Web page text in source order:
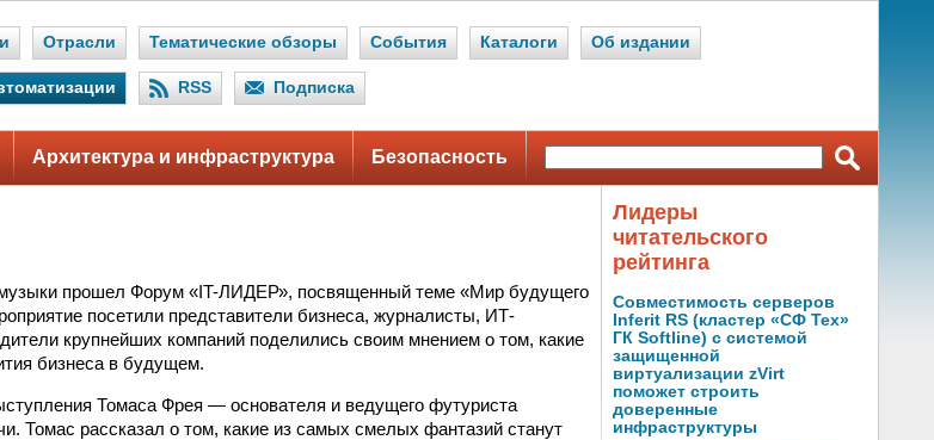
Отрасли Тематические обзоры События Каталоги Об издании
RSS Подписка
Архитектура и инфраструктура Безопасность
прошел Форум «IT-ЛИДЕР», посвященный теме «Мир будущего
посетили представители бизнеса, журналисты, ИТ-
крупнейших компаний поделились своим мнением о том, какие
бизнеса в будущем.
Томаса Фрея — основателя и ведущего футуриста
Томас рассказал о том, какие из самых смелых фантазий станут
Лидеры
читательского
рейтинга
Совместимость серверов
Inferit RS (кластер «СФ Тех»
ГК Softline) с системой
защищенной
виртуализации zVirt
поможет строить
доверенные
инфраструктуры